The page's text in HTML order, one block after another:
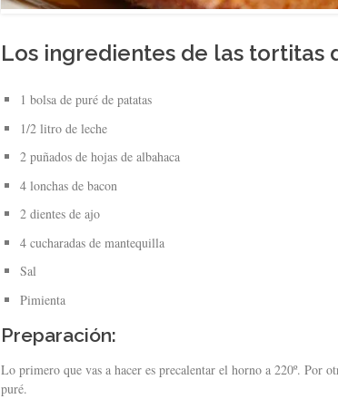
Los ingredientes de las tortitas
1 bolsa de puré de patatas
1/2 litro de leche
2 puñados de hojas de albahaca
4 lonchas de bacon
2 dientes de ajo
4 cucharadas de mantequilla
Sal
Pimienta
Preparación:
Lo primero que vas a hacer es precalentar el horno a 220º. Por
puré.